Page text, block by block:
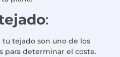
:
tu tejado son uno de los
para determinar el coste.